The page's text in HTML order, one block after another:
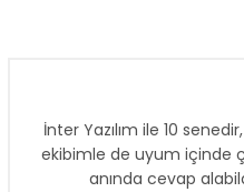
İnter Yazılım ile 10
ekibimle de uyum içinde
anında cevap